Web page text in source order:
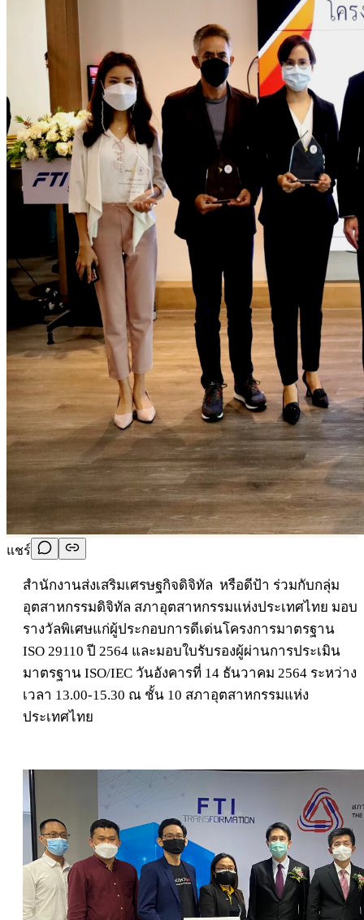
แชร์
สำนักงานส่งเสริมเศรษฐกิจดิจิทัล หรือดีป้า ร่วมกับกลุ่ม
อุตสาหกรรมดิจิทัล สภาอุตสาหกรรมแห่งประเทศไทย มอบ
รางวัลพิเศษแก่ผู้ประกอบการดีเด่นโครงการมาตรฐาน
ISO 29110 ปี 2564 และมอบใบรับรองผู้ผ่านการประเมิน
มาตรฐาน ISO/IEC วันอังคารที่ 14 ธันวาคม 2564 ระหว่าง
เวลา 13.00-15.30 ณ ชั้น 10 สภาอุตสาหกรรมแห่ง
ประเทศไทย